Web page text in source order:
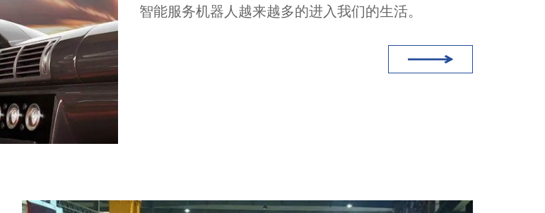
智能服务机器人越来越多的进入我们的生活。